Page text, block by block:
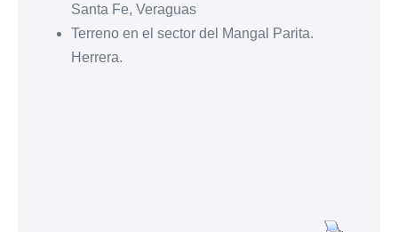
Santa Fe, Veraguas
Terreno en el sector del Mangal Parita.
Herrera.